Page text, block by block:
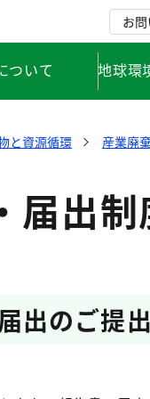
お
ついて 地球環
と資源循環 産業廃
届出制
出のご提